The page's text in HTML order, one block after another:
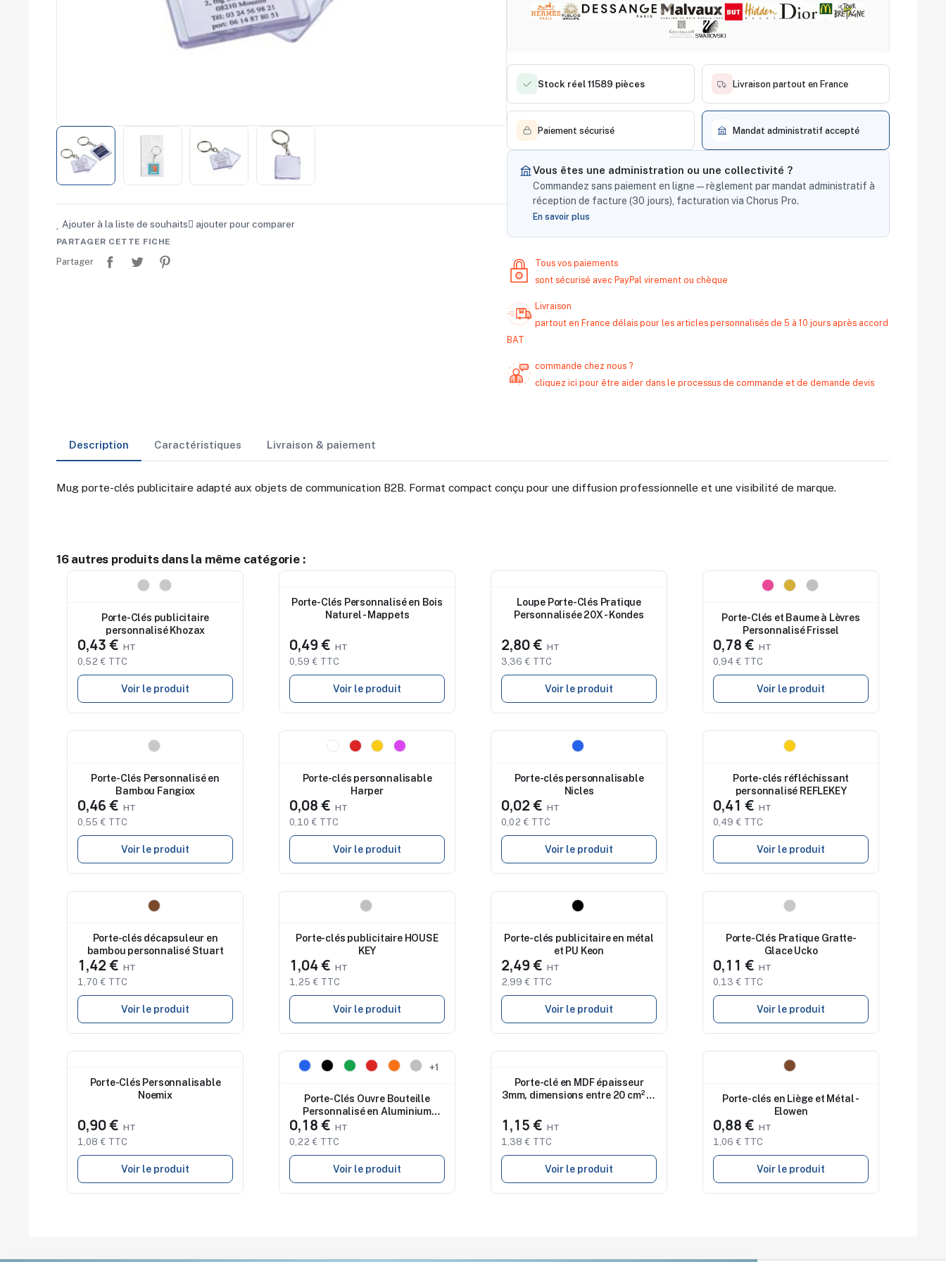
Rentrée
Cérémonies
Récompenses
Été et plage
Campagnes RSE
Animations
commerciales
Ajouter à la liste de souhaits ajouter pour comparer
PARTAGER CETTE FICHE
Partager
Stock réel 11589 pièces Livraison partout en France
Paiement sécurisé Mandat administratif accepté
Vous êtes une administration ou une collectivité ?
Commandez sans paiement en ligne — règlement par mandat administratif à
réception de facture (30 jours), facturation via Chorus Pro.
En savoir plus
Tous vos paiements
sont sécurisé avec PayPal virement ou chèque
Livraison
partout en France délais pour les articles personnalisés de 5 à 10 jours après accord
BAT
commande chez nous ?
cliquez ici pour être aider dans le processus de commande et de demande devis
Description Caractéristiques Livraison & paiement
Mug porte-clés publicitaire adapté aux objets de communication B2B. Format compact conçu pour une diffusion professionnelle et une visibilité de marque.
16 autres produits dans la même catégorie :
Porte-Clés publicitaire
personnalisé Khozax
0,43 €
0,52 € TTC
Voir le produit
Porte-Clés Personnalisé en Bois
Naturel - Mappets
0,49 €
0,59 € TTC
Voir le produit
Loupe Porte-Clés Pratique
Personnalisée 20X - Kondes
2,80 €
3,36 € TTC
Voir le produit
Porte-Clés et Baume à Lèvres
Personnalisé Frissel
0,78 €
0,94 € TTC
Voir le produit
Porte-Clés Personnalisé en
Bambou Fangiox
0,46 €
0,55 € TTC
Voir le produit
Nouveau
Porte-clés personnalisable
Harper
0,08 €
0,10 € TTC
Voir le produit
Porte-clés personnalisable
Nicles
0,02 €
0,02 € TTC
Voir le produit
Porte-clés réfléchissant
personnalisé REFLEKEY
0,41 €
0,49 € TTC
Voir le produit
Porte-clés décapsuleur en
bambou personnalisé Stuart
1,42 €
1,70 € TTC
Voir le produit
Porte-clés publicitaire HOUSE
KEY
1,04 €
1,25 € TTC
Voir le produit
Porte-clés publicitaire en métal
et PU Keon
2,49 €
2,99 € TTC
Voir le produit
Porte-Clés Pratique Gratte-
Glace Ucko
0,11 €
0,13 € TTC
Voir le produit
Porte-Clés Personnalisable
Noemix
0,90 €
1,08 € TTC
Voir le produit
Nouveau +1
Porte-Clés Ouvre Bouteille
Personnalisé en Aluminium
Recyclé pas cher
0,18 €
0,22 € TTC
Voir le produit
Porte-clé en MDF épaisseur
3mm, dimensions entre 20 cm² et
1,15 €
1,38 € TTC
Voir le produit
Porte-clés en Liège et Métal -
Elowen
0,88 €
1,06 € TTC
Voir le produit